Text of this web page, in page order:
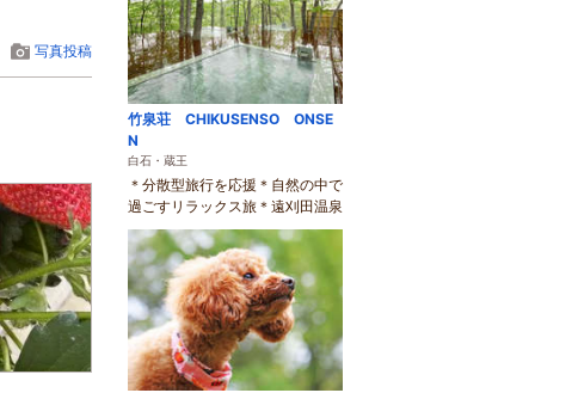
写真投稿
竹泉荘 CHIKUSENSO ONSE
N
白石・蔵王
＊分散型旅行を応援＊自然の中で
過ごすリラックス旅＊遠刈田温泉